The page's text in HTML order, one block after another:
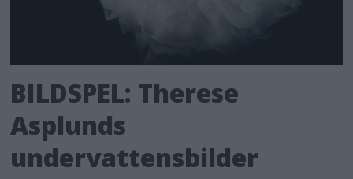
BILDSPEL: Therese
Asplunds
undervattensbilder